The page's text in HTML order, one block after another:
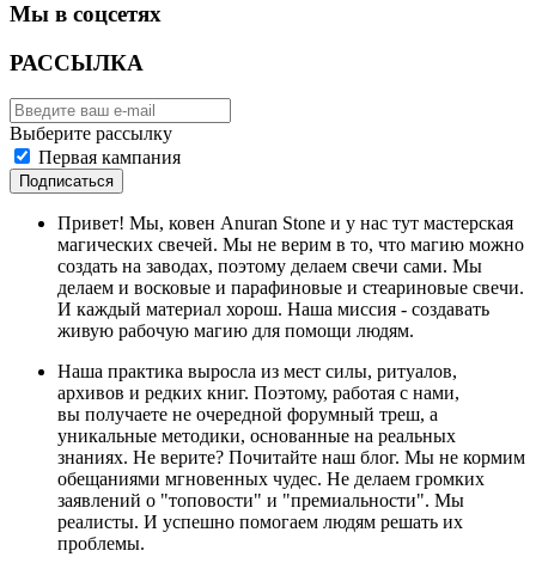
Мы в соцсетях
РАССЫЛКА
Выберите рассылку
Первая кампания
Подписаться
Привет! Мы, ковен Anuran Stone и у нас тут мастерская
магических свечей. Мы не верим в то, что магию можно
создать на заводах, поэтому делаем свечи сами. Мы
делаем и восковые и парафиновые и стеариновые свечи.
И каждый материал хорош. Наша миссия - создавать
живую рабочую магию для помощи людям.
Наша практика выросла из мест силы, ритуалов,
архивов и редких книг. Поэтому, работая с нами,
вы получаете не очередной форумный треш, а
уникальные методики, основанные на реальных
знаниях. Не верите? Почитайте наш блог. Мы не кормим
обещаниями мгновенных чудес. Не делаем громких
заявлений о "топовости" и "премиальности". Мы
реалисты. И успешно помогаем людям решать их
проблемы.